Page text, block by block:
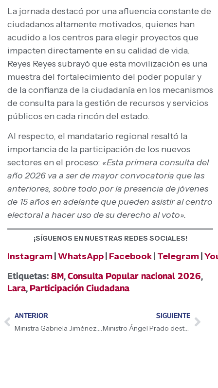
La jornada destacó por una afluencia constante de
ciudadanos altamente motivados, quienes han
acudido a los centros para elegir proyectos que
impacten directamente en su calidad de vida.
Reyes Reyes subrayó que esta movilización es una
muestra del fortalecimiento del poder popular y
de la confianza de la ciudadanía en los mecanismos
de consulta para la gestión de recursos y servicios
públicos en cada rincón del estado.
Al respecto, el mandatario regional resaltó la
importancia de la participación de los nuevos
sectores en el proceso: «Esta primera consulta del
año 2026 va a ser de mayor convocatoria que las
anteriores, sobre todo por la presencia de jóvenes
de 15 años en adelante que pueden asistir al centro
electoral a hacer uso de su derecho al voto».
¡SÍGUENOS EN NUESTRAS REDES SOCIALES!
Instagram WhatsApp Facebook Telegram
Etiquetas: 8M,Consulta Popular nacional 2026,
Lara, Participación Ciudadana
ANTERIOR
Ministra Gabriela Jiménez: «Venezuela tiene nombre de mujer»
SIGUIENTE
Ministro Ángel Prado destaca incremento de participación ciudadana en Consultas Populares